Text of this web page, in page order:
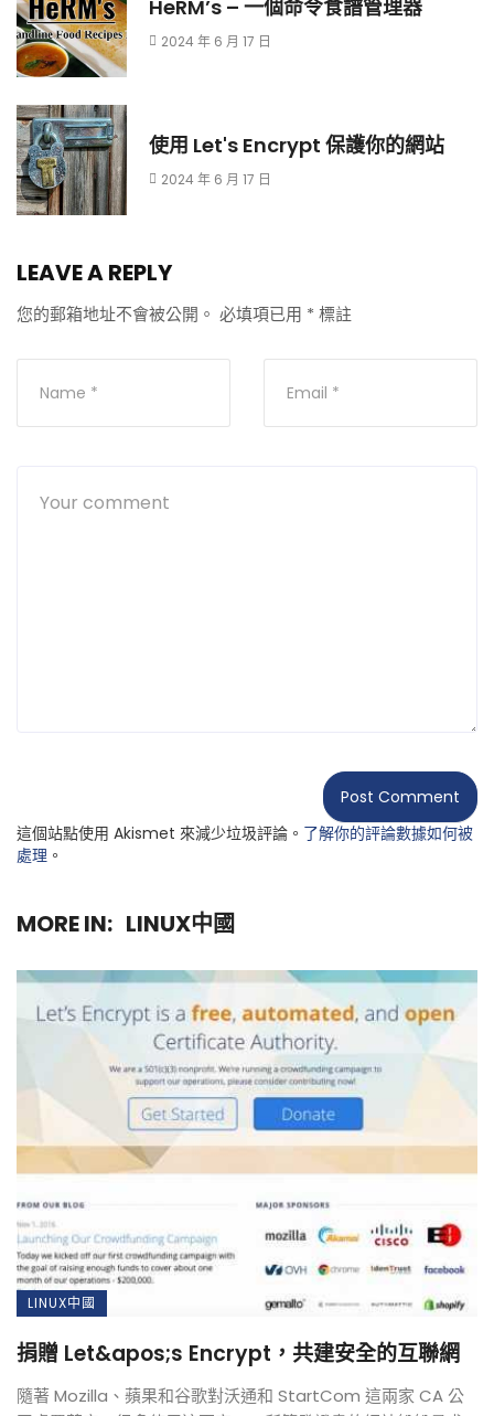
HeRM’s – 一個命令食譜管理器
2024 年 6 月 17 日
使用 Let's Encrypt 保護你的網站
2024 年 6 月 17 日
LEAVE A REPLY
您的郵箱地址不會被公開。 必填項已用 * 標註
這個站點使用 Akismet 來減少垃圾評論。 了解你的評論數據如何被
處理 。
MORE IN: LINUX中國
LINUX中國
捐贈 Let&apos;s Encrypt，共建安全的互聯網
隨著 Mozilla、蘋果和谷歌對沃通和 StartCom 這兩家 CA 公